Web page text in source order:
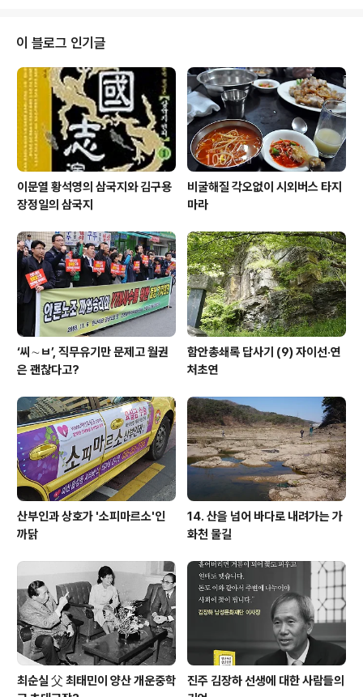
전화단자에 삽입 2. 국선인식코드 9 추가 3. 고객님의 ISP
전화번호로 접속 이런 내용이었고, 옆에는 영어와 일본어
로도 같은 내용을 안내하고 있었습니다. 순간, 요즘도 전화
로 인터넷 연결을 하는 사람들이 있을까 하는 생각이 들었
습니다. 요즘 휴대폰으로 가능한 '모바일 인터넷'을 말하는
게 아닙니다. 과거 '윈속..
이 블로그 인기글
이문열 황석영의 삼국지와 김구용
장정일의 삼국지
비굴해질 각오없이 시외버스 타지
마라
‘씨∼ㅂ’, 직무유기만 문제고 월권
은 괜찮다고?
함안총쇄록 답사기 (9) 자이선·연
처초연
산부인과 상호가 '소피마르소'인
까닭
14. 산을 넘어 바다로 내려가는 가
화천 물길
최순실 父 최태민이 양산 개운중학
진주 김장하 선생에 대한 사람들의